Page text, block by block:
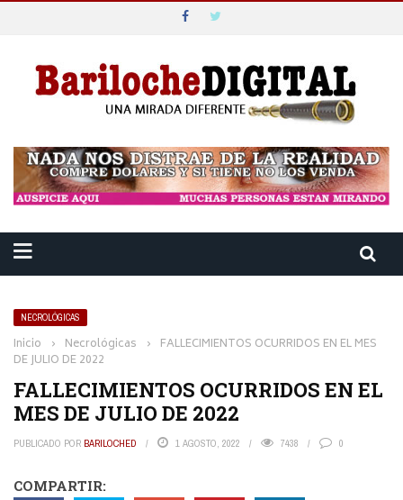
NECROLÓGICAS
Inicio › Necrológicas › FALLECIMIENTOS OCURRIDOS EN EL MES
DE JULIO DE 2022
FALLECIMIENTOS OCURRIDOS EN EL
MES DE JULIO DE 2022
PUBLICADO POR BARILOCHED 1 AGOSTO, 2022 7438 0
COMPARTIR: